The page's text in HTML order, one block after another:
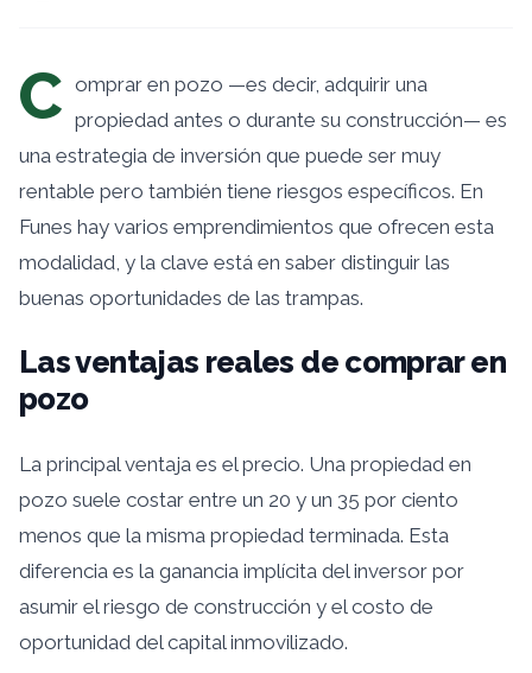
C omprar en pozo —es decir, adquirir una
propiedad antes o durante su construcción— es
una estrategia de inversión que puede ser muy
rentable pero también tiene riesgos específicos. En
Funes hay varios emprendimientos que ofrecen esta
modalidad, y la clave está en saber distinguir las
buenas oportunidades de las trampas.
Las ventajas reales de comprar en
pozo
La principal ventaja es el precio. Una propiedad en
pozo suele costar entre un 20 y un 35 por ciento
menos que la misma propiedad terminada. Esta
diferencia es la ganancia implícita del inversor por
asumir el riesgo de construcción y el costo de
oportunidad del capital inmovilizado.